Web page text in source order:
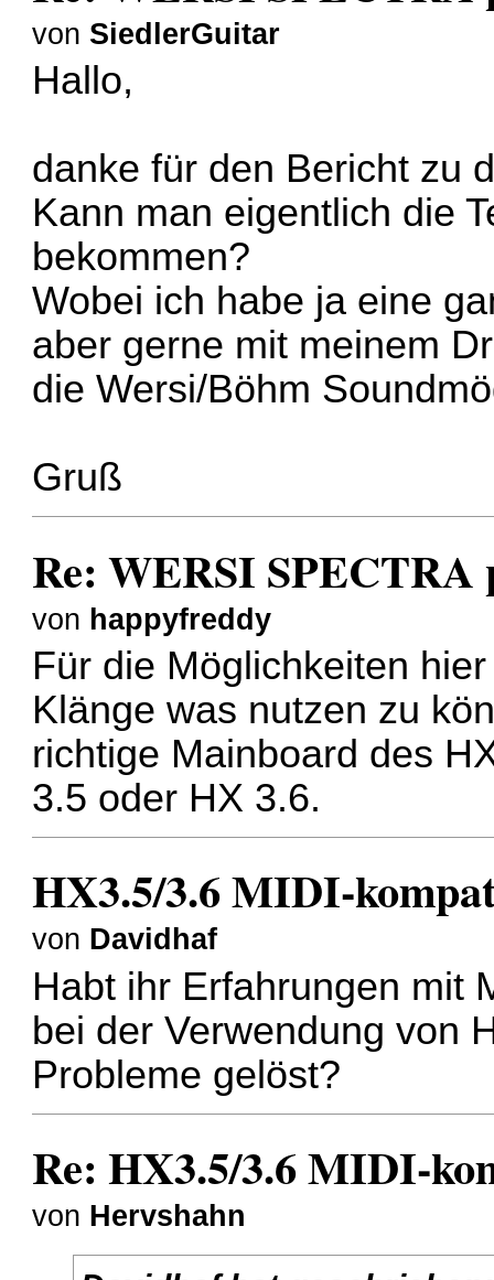
von SiedlerGuitar
Hallo,
danke für den Bericht zu
Kann man eigentlich die
bekommen?
Wobei ich habe ja eine
aber gerne mit meinem
die Wersi/Böhm
Gruß
Re: WERSI SPECTRA
von happyfreddy
Für die Möglichkeiten
Klänge was nutzen zu
richtige Mainboard des
3.5 oder HX 3.6.
HX3.5/3.6 MIDI-
von Davidhaf
Habt ihr Erfahrungen mit
bei der Verwendung von
Probleme gelöst?
Re: HX3.5/3.6 MIDI-
von Hervshahn